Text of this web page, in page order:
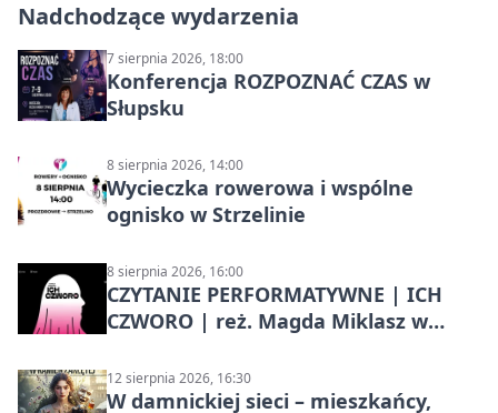
Nadchodzące wydarzenia
7 sierpnia 2026, 18:00
Konferencja ROZPOZNAĆ CZAS w
Słupsku
8 sierpnia 2026, 14:00
Wycieczka rowerowa i wspólne
ognisko w Strzelinie
8 sierpnia 2026, 16:00
CZYTANIE PERFORMATYWNE | ICH
CZWORO | reż. Magda Miklasz w
12 sierpnia 2026, 16:30
W damnickiej sieci – mieszkańcy,